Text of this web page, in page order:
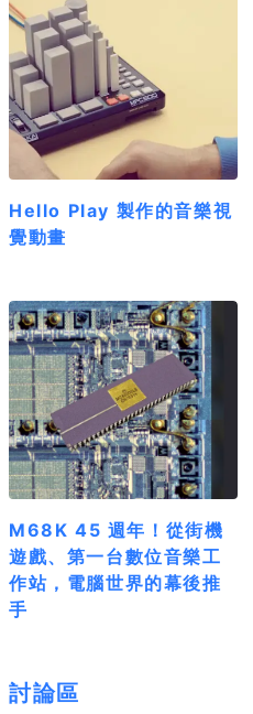
Hello Play 製作的音樂視
覺動畫
M68K 45 週年！從街機
遊戲、第一台數位音樂工
作站，電腦世界的幕後推
手
討論區